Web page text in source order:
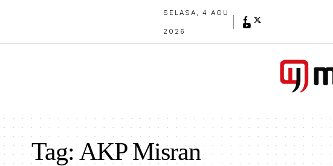
SELASA, 4 AGU
2026
Tag:AKP Misran